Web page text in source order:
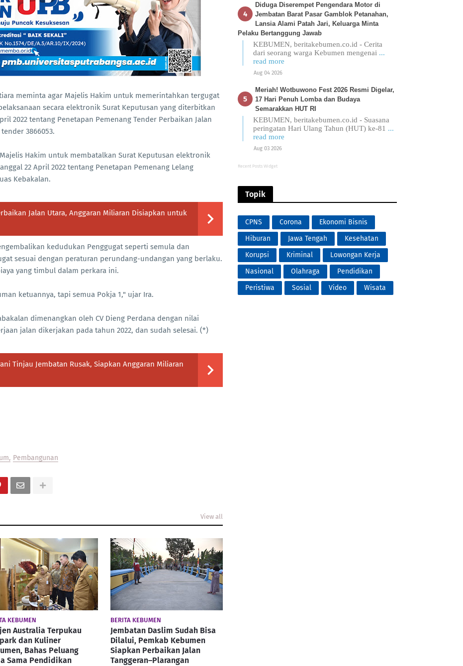
meminta agar Majelis Hakim untuk memerintahkan tergugat
secara elektronik Surat Keputusan yang diterbitkan
2022 tentang Penetapan Pemenang Tender Perbaikan Jalan
3866053.
Hakim untuk membatalkan Surat Keputusan elektronik
22 April 2022 tentang Penetapan Pemenang Lelang
Kebakalan.
Jalan Utara, Anggaran Miliaran Disiapkan untuk
kedudukan Penggugat seperti semula dan
sesuai dengan peraturan perundang-undangan yang berlaku.
yang timbul dalam perkara ini.
ketuannya, tapi semua Pokja 1," ujar Ira.
dimenangkan oleh CV Dieng Perdana dengan nilai
jalan dikerjakan pada tahun 2022, dan sudah selesai. (*)
Tinjau Jembatan Rusak, Siapkan Anggaran Miliaran
Pembangunan
View all
KEBUMEN
Australia Terpukau
dan Kuliner
Bahas Peluang
Sama Pendidikan
BERITA KEBUMEN
Jembatan Daslim Sudah Bisa
Dilalui, Pemkab Kebumen
Siapkan Perbaikan Jalan
Tanggeran–Plarangan
Diduga Diserempet Pengendara Motor di
Jembatan Barat Pasar Gamblok Petanahan,
Lansia Alami Patah Jari, Keluarga Minta
Pelaku Bertanggung Jawab
KEBUMEN, beritakebumen.co.id - Cerita
dari seorang warga Kebumen mengenai ...
read more
Aug 04 2026
Meriah! Wotbuwono Fest 2026 Resmi Digelar,
17 Hari Penuh Lomba dan Budaya
Semarakkan HUT RI
KEBUMEN, beritakebumen.co.id - Suasana
peringatan Hari Ulang Tahun (HUT) ke-81 ...
read more
Aug 03 2026
Recent Posts Widget
Topik
CPNS Corona
Ekonomi Bisnis
Hiburan
Jawa Tengah
Kesehatan
Korupsi
Kriminal
Lowongan Kerja
Nasional
Olahraga
Pendidikan
Peristiwa
Sosial Video Wisata